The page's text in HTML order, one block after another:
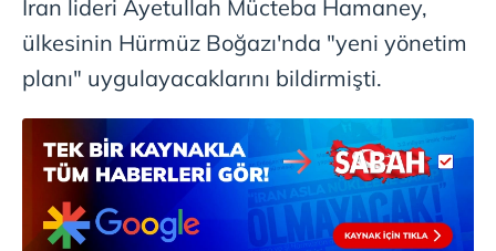
6698 sayılı Kişisel Verilerin Korunması Kanunu uyarınca
hazırlanmış Aydınlatma Metnimizi okumak ve sitemizde
ilgili mevzuata uygun olarak kullanılan çerezlerle ilgili bilgi
almak için lütfentıklayınız.
İran lideri Ayetullah Mücteba Hamaney,
ülkesinin Hürmüz Boğazı'nda "yeni yönetim
planı" uygulayacaklarını bildirmişti.